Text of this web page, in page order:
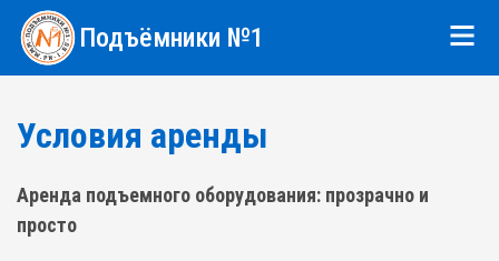
Подъёмники №1
Условия аренды
Аренда подъемного оборудования: прозрачно и
просто